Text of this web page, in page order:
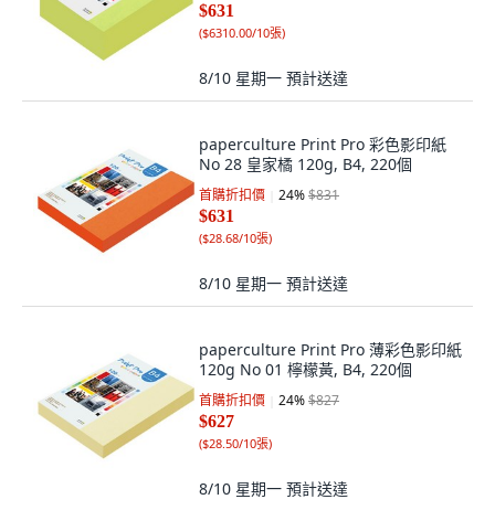
$631
($6310.00/10張)
8/10 星期一 預計送達
paperculture Print Pro 彩色影印紙
No 28 皇家橘 120g, B4, 220個
首購折扣價 24%$831
$631
($28.68/10張)
8/10 星期一 預計送達
paperculture Print Pro 薄彩色影印紙
120g No 01 檸檬黃, B4, 220個
首購折扣價 24%$827
$627
($28.50/10張)
8/10 星期一 預計送達